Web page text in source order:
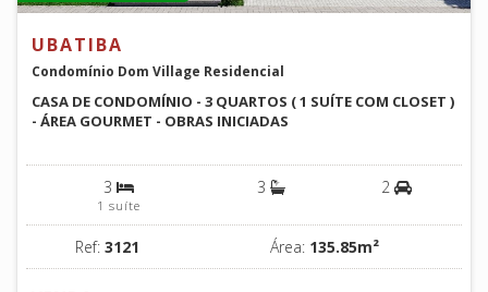
UBATIBA
Condomínio Dom Village Residencial
CASA DE CONDOMÍNIO - 3 QUARTOS ( 1 SUÍTE COM CLOSET )
- ÁREA GOURMET - OBRAS INICIADAS
3
1 suíte
3 2
Ref: 3121 Área: 135.85m²